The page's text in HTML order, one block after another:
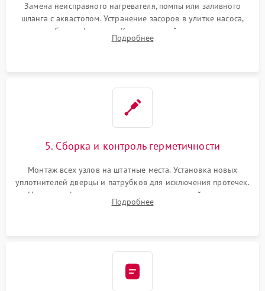
Замена неисправного нагревателя, помпы или заливного
шланга с аквастопом. Устранение засоров в улитке насоса,
патрубках и фильтрах. Компонентный ремонт платы
управления, восстановление поврежденной проводки.
Подробнее
5. Сборка и контроль герметичности
Монтаж всех узлов на штатные места. Установка новых
уплотнителей дверцы и патрубков для исключения протечек.
Надежная фиксация хомутов гидравлической системы,
сборка корпуса и установка датчика поплавка.
Подробнее